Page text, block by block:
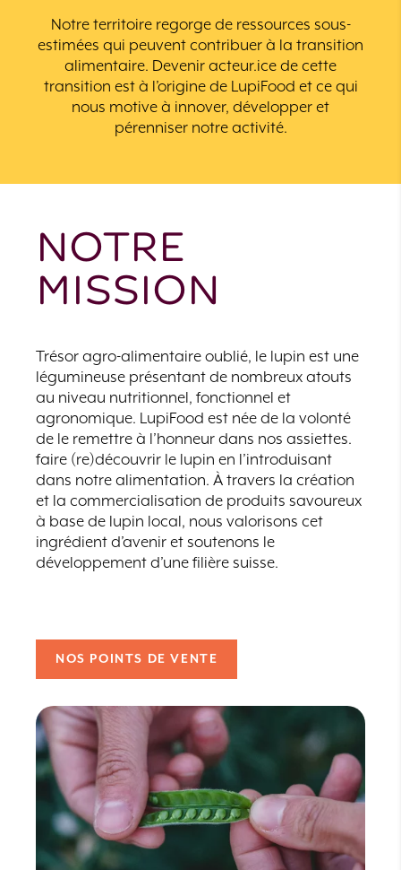
Notre territoire regorge de ressources sous-
estimées qui peuvent contribuer à la transition
alimentaire. Devenir acteur.ice de cette
transition est à l’origine de LupiFood et ce qui
nous motive à innover, développer et
pérenniser notre activité.
NOTRE
MISSION
Trésor agro-alimentaire oublié, le lupin est une
légumineuse présentant de nombreux atouts
au niveau nutritionnel, fonctionnel et
agronomique. LupiFood est née de la volonté
de le remettre à l’honneur dans nos assiettes.
faire (re)découvrir le lupin en l’introduisant
dans notre alimentation. À travers la création
et la commercialisation de produits savoureux
à base de lupin local, nous valorisons cet
ingrédient d’avenir et soutenons le
développement d’une filière suisse.
NOS POINTS DE VENTE